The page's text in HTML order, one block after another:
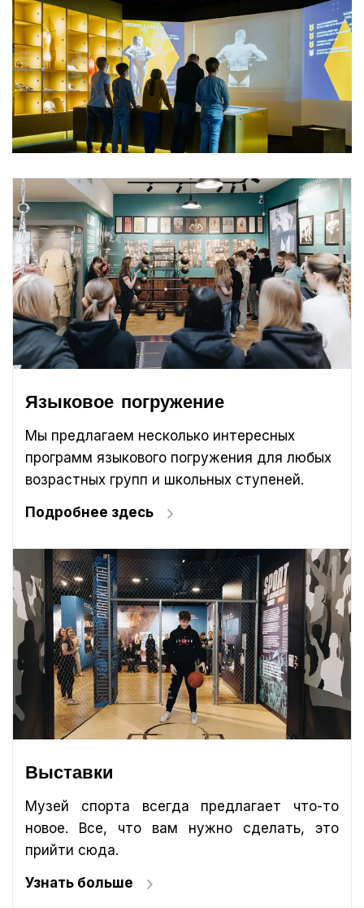
Языковое погружение
Мы предлагаем несколько интересных
программ языкового погружения для любых
возрастных групп и школьных ступеней.
Подробнее здесь
Выставки
Музей спорта всегда предлагает что-то
новое. Все, что вам нужно сделать, это
прийти сюда.
Узнать больше